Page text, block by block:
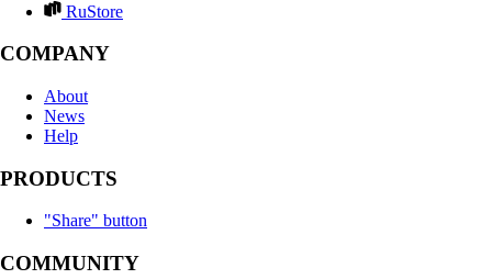
RuStore
COMPANY
About
News
Help
PRODUCTS
"Share" button
COMMUNITY